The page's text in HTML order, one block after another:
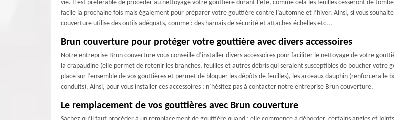
vie. Il est préférable de procéder au nettoyage votre gouttière durant l’été, comme cela les feuilles cesseront de
facile la prochaine fois mais également pour préparer votre gouttière contre l’automne et l’hiver. Ainsi, si vous
couverture utilise des outils adéquats, comme : des harnais de sécurité et attaches-échelles etc...
Brun couverture pour protéger votre gouttière avec divers accessoires
Notre entreprise Brun couverture vous conseille d’installer divers accessoires pour faciliter le nettoyage de votre
la crapaudine (elle permet de retenir les branches, feuilles et autres débris qui seraient susceptibles de boucher votre
place sur l’ensemble de vos gouttières et permet de bloquer les dépôts de feuilles), les arceaux dauphin (renforcera
conduits). Ainsi, pour vous installer ces accessoires ; n’hésitez pas à contacter notre entreprise Brun couverture.
Le remplacement de vos gouttières avec Brun couverture